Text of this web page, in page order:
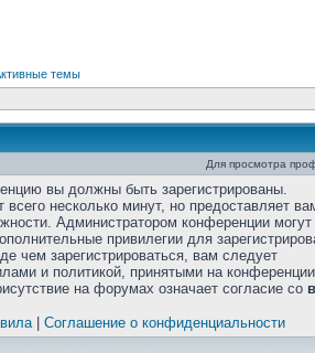
темы
Для просмотра
вы должны быть зарегистрированы.
всего несколько минут, но предоставляет
Администратором конференции
привилегии для
чем зарегистрироваться, вам следует
и политикой, принятыми на
на форумах означает согласие со
| Соглашение о конфиденциальности